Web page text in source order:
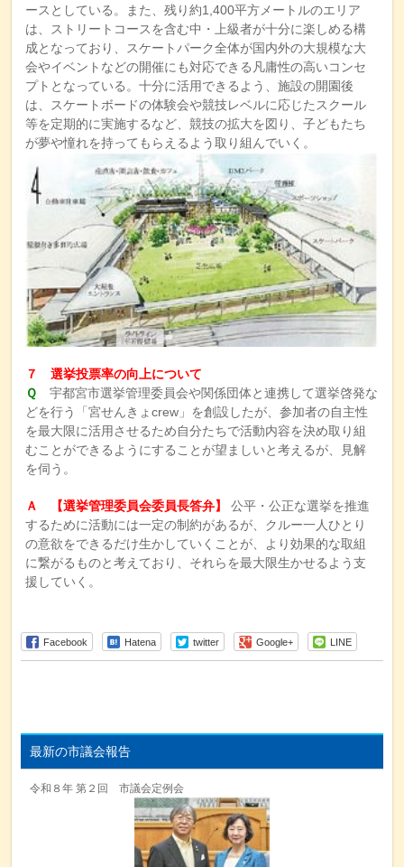
ースとしている。また、残り約1,400平方メートルのエリア
は、ストリートコースを含む中・上級者が十分に楽しめる構
成となっており、スケートパーク全体が国内外の大規模な大
会やイベントなどの開催にも対応できる凡庸性の高いコンセ
プトとなっている。十分に活用できるよう、施設の開園後
は、スケートボードの体験会や競技レベルに応じたスクール
等を定期的に実施するなど、競技の拡大を図り、子どもたち
が夢や憧れを持ってもらえるよう取り組んでいく。
７ 選挙投票率の向上について
Ｑ宇都宮市選挙管理委員会や関係団体と連携して選挙啓発な
どを行う「宮せんきょcrew」を創設したが、参加者の自主性
を最大限に活用させるため自分たちで活動内容を決め取り組
むことができるようにすることが望ましいと考えるが、見解
を伺う。
Ａ 【選挙管理委員会委員長答弁】
公平・公正な選挙を推進
するために活動には一定の制約があるが、クルー一人ひとり
の意欲をできるだけ生かしていくことが、より効果的な取組
に繋がるものと考えており、それらを最大限生かせるよう支
援していく。
Facebook Hatena twitter Google+ LINE
最新の市議会報告
令和８年 第２回 市議会定例会